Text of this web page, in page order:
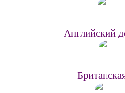
Английский